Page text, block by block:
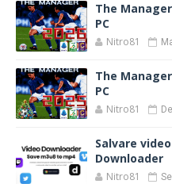
The
PC
Nitro81
The
PC
Nitro81
Salvare
Downloader
Nitro81